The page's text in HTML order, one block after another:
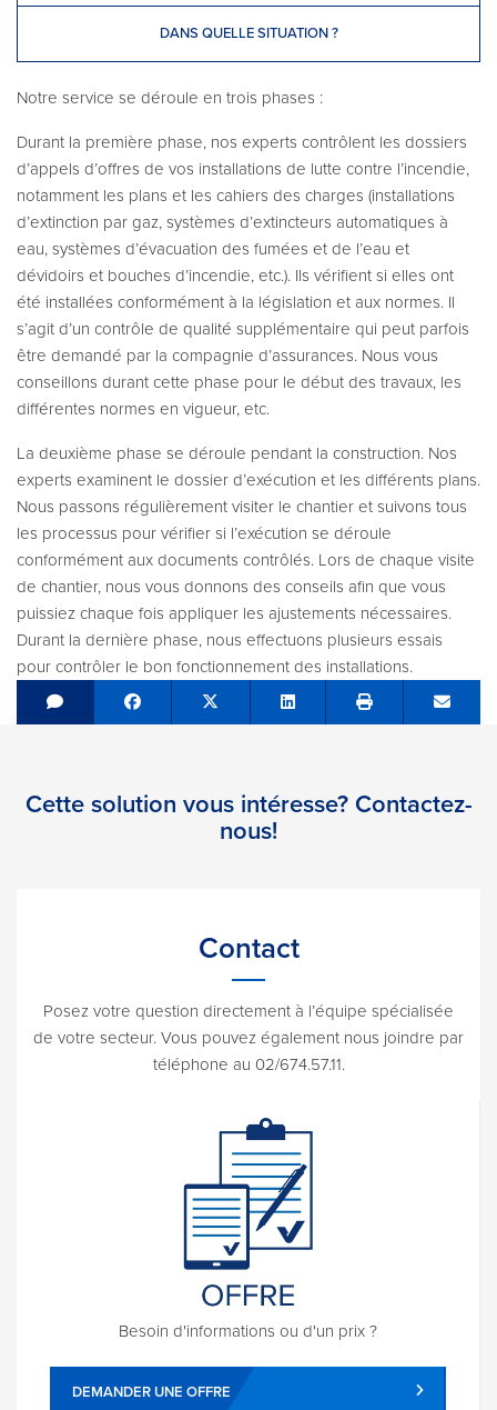
DANS QUELLE SITUATION ?
Notre service se déroule en trois phases :
Durant la première phase, nos experts contrôlent les dossiers
d’appels d’offres de vos installations de lutte contre l’incendie,
notamment les plans et les cahiers des charges (installations
d’extinction par gaz, systèmes d’extincteurs automatiques à
eau, systèmes d’évacuation des fumées et de l’eau et
dévidoirs et bouches d’incendie, etc.). Ils vérifient si elles ont
été installées conformément à la législation et aux normes. Il
s’agit d’un contrôle de qualité supplémentaire qui peut parfois
être demandé par la compagnie d’assurances. Nous vous
conseillons durant cette phase pour le début des travaux, les
différentes normes en vigueur, etc.
La deuxième phase se déroule pendant la construction. Nos
experts examinent le dossier d’exécution et les différents plans.
Nous passons régulièrement visiter le chantier et suivons tous
les processus pour vérifier si l’exécution se déroule
conformément aux documents contrôlés. Lors de chaque visite
de chantier, nous vous donnons des conseils afin que vous
puissiez chaque fois appliquer les ajustements nécessaires.
Durant la dernière phase, nous effectuons plusieurs essais
pour contrôler le bon fonctionnement des installations.
Share on Facebook
Tweet Share on LinkedIn Send
Cette solution vous intéresse? Contactez-
nous!
Contact
Posez votre question directement à l’équipe spécialisée
de votre secteur. Vous pouvez également nous joindre par
téléphone au 02/674.57.11.
Besoin d'informations ou d'un prix ?
DEMANDER UNE OFFRE